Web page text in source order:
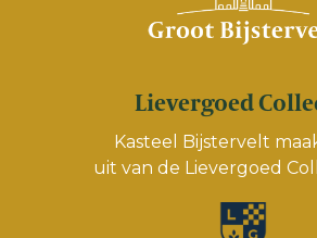
Lievergoed
Kasteel Bijstervelt
uit van de Lievergoed